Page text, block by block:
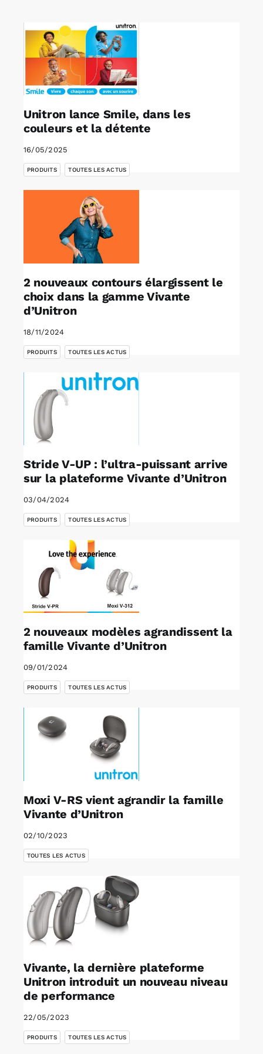
Rechercher:
Annonces emploi
Unitron lance Smile, dans les
couleurs et la détente
16/05/2025
PRODUITS
,
TOUTES LES ACTUS
2 nouveaux contours élargissent le
choix dans la gamme Vivante
d’Unitron
18/11/2024
PRODUITS
,
TOUTES LES ACTUS
Stride V-UP : l’ultra-puissant arrive
sur la plateforme Vivante d’Unitron
03/04/2024
PRODUITS
,
TOUTES LES ACTUS
2 nouveaux modèles agrandissent la
famille Vivante d’Unitron
09/01/2024
PRODUITS
,
TOUTES LES ACTUS
Moxi V-RS vient agrandir la famille
Vivante d’Unitron
02/10/2023
TOUTES LES ACTUS
Vivante, la dernière plateforme
Unitron introduit un nouveau niveau
de performance
22/05/2023
PRODUITS
,
TOUTES LES ACTUS